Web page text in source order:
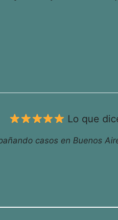
Lo que
casos en Buenos